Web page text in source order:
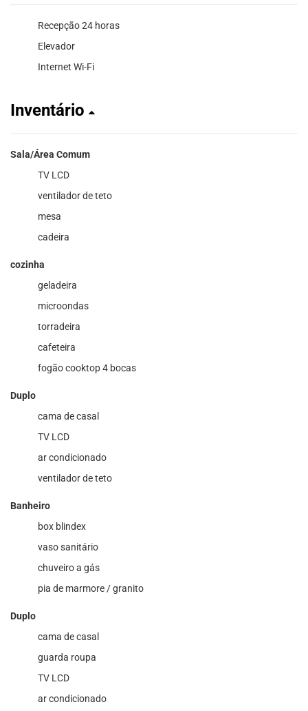
Recepção 24 horas
Elevador
Internet Wi-Fi
Inventário
Sala/Área Comum
TV LCD
ventilador de teto
mesa
cadeira
cozinha
geladeira
microondas
torradeira
cafeteira
fogão cooktop 4 bocas
Duplo
cama de casal
TV LCD
ar condicionado
ventilador de teto
Banheiro
box blindex
vaso sanitário
chuveiro a gás
pia de marmore / granito
Duplo
cama de casal
guarda roupa
TV LCD
ar condicionado